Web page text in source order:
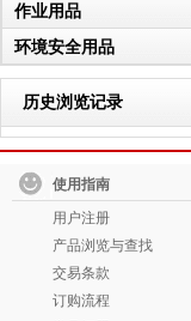
作业用品
环境安全用品
历史浏览记录
使用指南
用户注册
产品浏览与查找
交易条款
订购流程